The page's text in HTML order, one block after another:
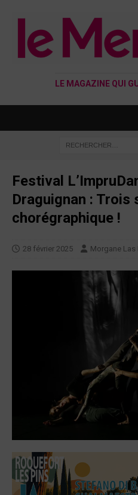
LE MAGAZINE QUI
Festival
Draguignan : Trois
chorégraphique !
28 février 2025 Morgane Las